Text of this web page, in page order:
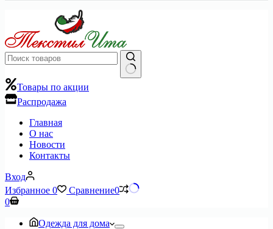
Ничего
не
найдено
Товары по акции
Распродажа
Главная
О нас
Новости
Контакты
Вход
Избранное 0 Сравнение0
Корзина
0
Одежда для дома